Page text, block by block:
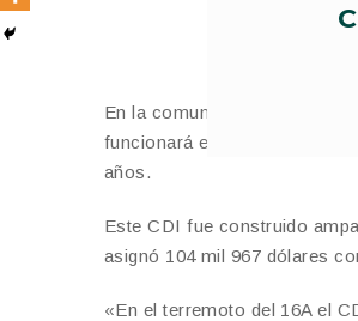
En la comunidad Playa
funcionará el Centro de
años.
Este CDI fue construido
asignó 104 mil 967 dólares
«En el terremoto del 16A el